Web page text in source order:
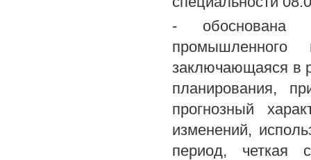
- обоснована
заключающаяся в
планирования,
прогнозный
изменений,
период, четкая